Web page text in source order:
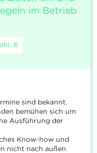
im Betrieb
6
sind bekannt.
bemühen sich um
Ausführung der
Know-how und
nicht nach außen